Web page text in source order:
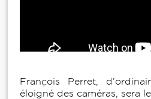
François Perret,
éloigné des caméras, sera